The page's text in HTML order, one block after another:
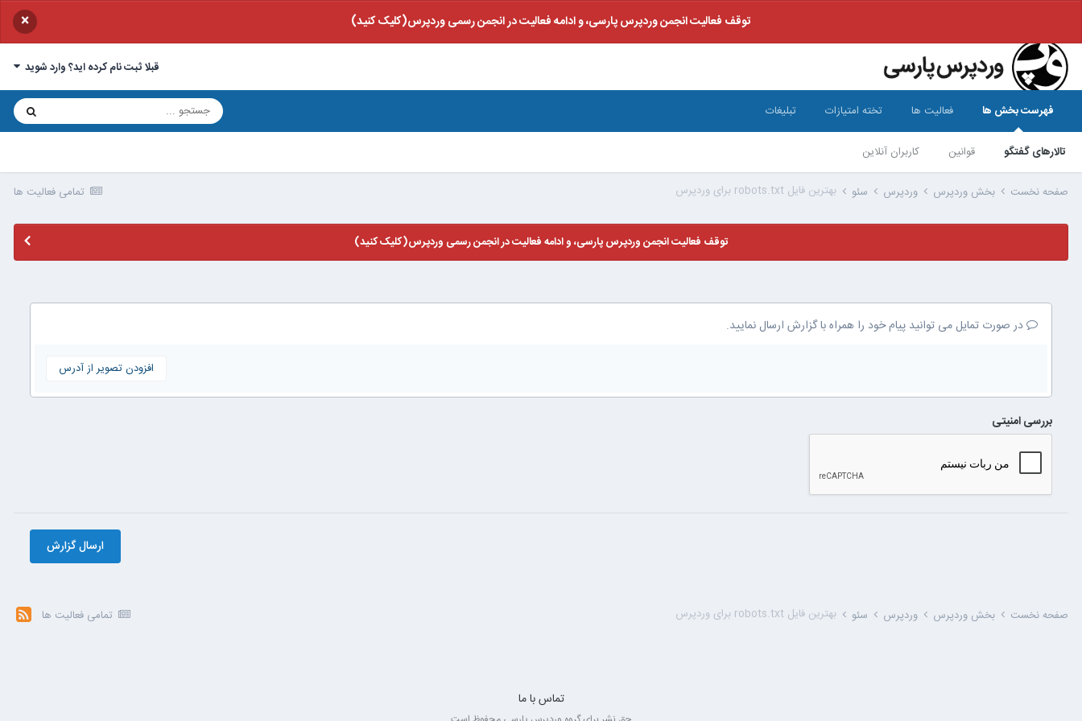
توقف فعالیت انجمن وردپرس پارسی، و ادامه فعالیت در انجمن رسمی وردپرس(کلیک کنید) ×
قبلا ثبت نام کرده اید؟ وارد شوید
فهرست بخش ها
تالارهای گفتگو قوانین کاربران آنلاین
فعالیت ها تخته امتیازات تبلیغات
تمامی فعالیت ها صفحه نخست بخش وردپرس وردپرس سئو بهترین فایل robots.txt برای وردپرس
توقف فعالیت انجمن وردپرس پارسی، و ادامه فعالیت در انجمن رسمی وردپرس(کلیک کنید)
در صورت تمایل می توانید پیام خود را همراه با گزارش ارسال نمایید.
افزودن تصویر از آدرس
بررسی امنیتی
ارسال گزارش
تمامی فعالیت ها صفحه نخست بخش وردپرس وردپرس سئو بهترین فایل robots.txt برای وردپرس
تماس با ما